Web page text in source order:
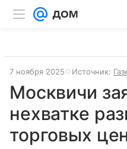
7 ноября 2025 Источник:
Москвичи
нехватке
торговых